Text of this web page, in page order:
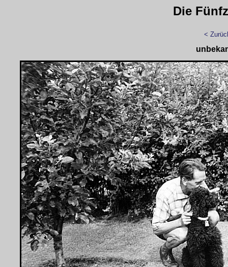
Die
<